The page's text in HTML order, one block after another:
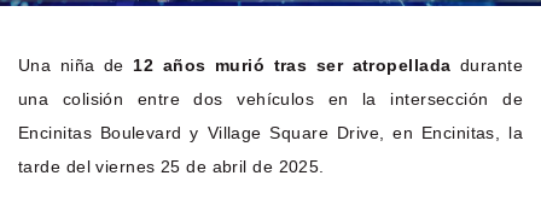
Una niña de 12 años murió tras ser atropellada durante
una colisión entre dos vehículos en la intersección de
Encinitas Boulevard y Village Square Drive, en Encinitas, la
tarde del viernes 25 de abril de 2025.